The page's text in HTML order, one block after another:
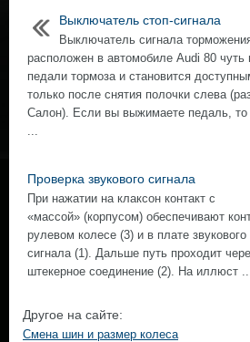
Выключатель стоп-сигнала
Выключатель сигнала
расположен в автомобиле Audi 80
педали тормоза и становится
только после снятия полочки слева
Салон). Если вы выжимаете педаль,
...
Проверка звукового сигнала
При нажатии на клаксон контакт с
«массой» (корпусом) обеспечивают
рулевом колесе (3) и в плате звукового
сигнала (1). Дальше путь проходит
штекерное соединение (2). На иллюст
Другое на сайте:
Смена шин и размер колеса